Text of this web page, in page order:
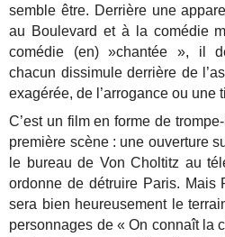
semble être. Derrière une
au Boulevard et à la comédie
comédie (en) »chantée », il
chacun dissimule derrière de
exagérée, de l’arrogance ou une
C’est un film en forme de
première scène : une ouverture
le bureau de Von Choltitz au
ordonne de détruire Paris. Mais
sera bien heureusement le
personnages de « On connaît la